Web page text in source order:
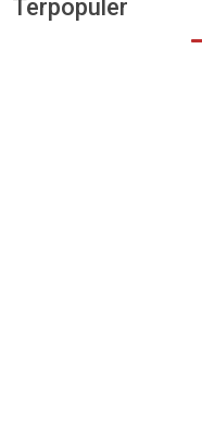
Terpopuler